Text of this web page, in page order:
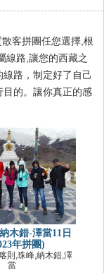
客拼團任您選擇,根
線路,讓您的西藏之
路，制定好了自己
的。讓你真正的感
木錯-澤當11日
年拼團)
則,珠峰,納木錯,澤
當